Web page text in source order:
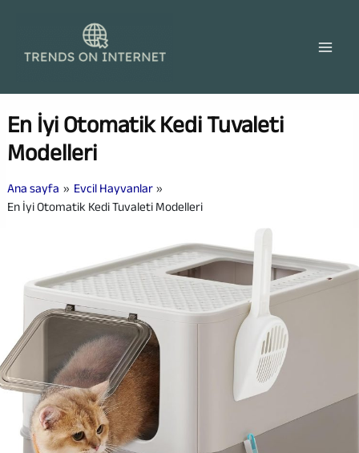
En İyi Otomatik Kedi Tuvaleti
Modelleri
Ana sayfa
Evcil Hayvanlar
En İyi Otomatik Kedi Tuvaleti Modelleri